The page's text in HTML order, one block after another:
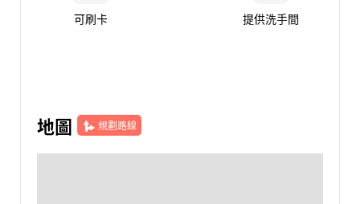
可刷卡 提供洗手間
地圖 規劃路線